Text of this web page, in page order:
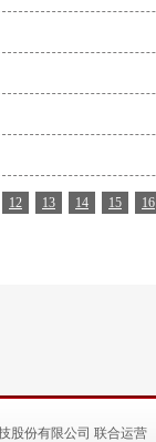
12 13 14 15 16
股份有限公司 联合运营